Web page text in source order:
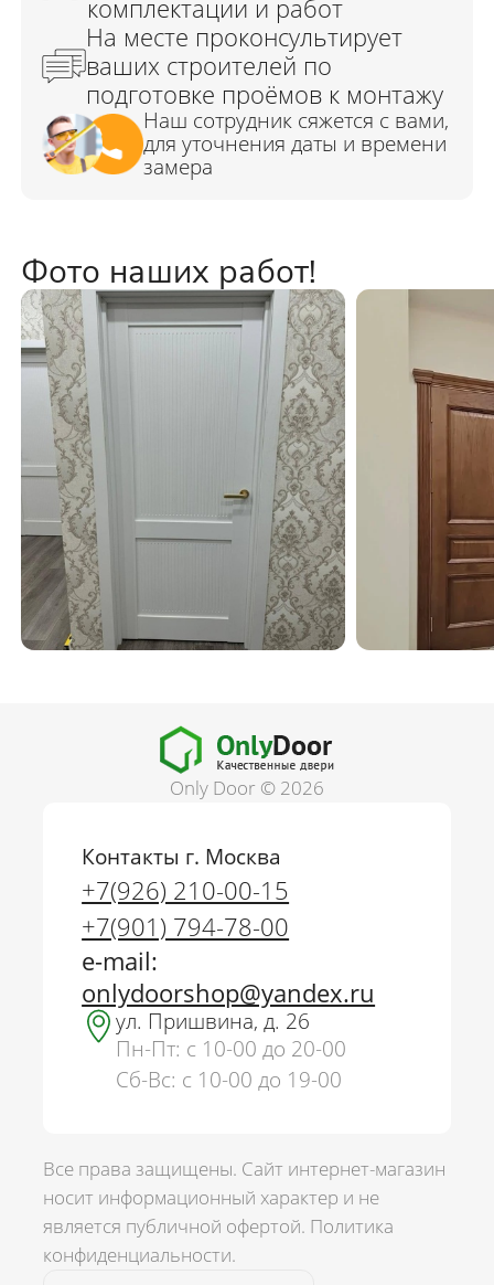
г. Москва
+7(926) 210-00-15
Фото наших работ!
Only Door © 2026
Контакты г. Москва
+7(926) 210-00-15
+7(901) 794-78-00
e-mail:
onlydoorshop@yandex.ru
ул. Пришвина, д. 26
Пн-Пт: с 10-00 до 20-00
Сб-Вс: с 10-00 до 19-00
Все права защищены. Сайт интернет-магазин
носит информационный характер и не
является публичной офертой. Политика
конфиденциальности.